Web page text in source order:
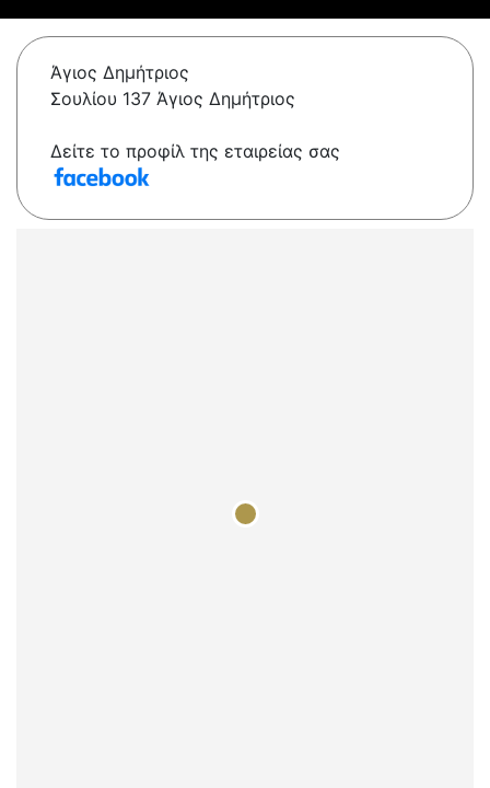
Άγιος Δημήτριος
Σουλίου 137 Άγιος Δημήτριος
Δείτε το προφίλ της εταιρείας σας